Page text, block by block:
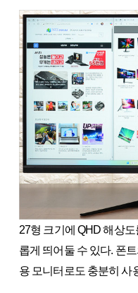
27형 크기에 QHD 해상
롭게 띄어둘 수 있다. 폰
용 모니터로도 충분히 사